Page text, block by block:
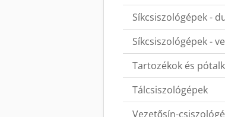
Síkcsiszológépek -
Síkcsiszológépek -
Tartozékok és
Tálcsiszológépek
Vezetősín-